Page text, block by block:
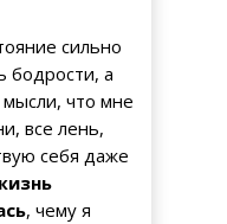
сильно
бодрости, а
что мне
все лень,
себя даже
, чему я